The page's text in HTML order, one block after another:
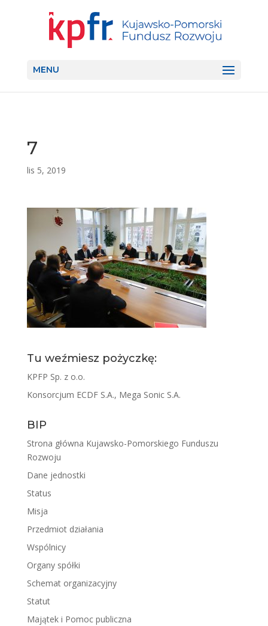
MENU
7
lis 5, 2019
Tu weźmiesz pożyczkę:
KPFP Sp. z o.o.
Konsorcjum ECDF S.A., Mega Sonic S.A.
BIP
Strona główna Kujawsko-Pomorskiego Funduszu
Rozwoju
Dane jednostki
Status
Misja
Przedmiot działania
Wspólnicy
Organy spółki
Schemat organizacyjny
Statut
Majątek i Pomoc publiczna